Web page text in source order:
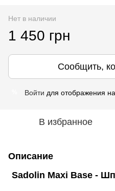
Нет в наличии
1 450 грн
Сообщить,
Войти для отображения
В избранное
Описание
Sadolin Maxi Base -